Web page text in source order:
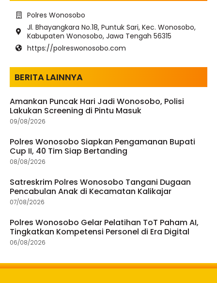
Polres Wonosobo
Jl. Bhayangkara No.18, Puntuk Sari, Kec. Wonosobo,
Kabupaten Wonosobo, Jawa Tengah 56315
https://polreswonosobo.com
BERITA LAINNYA
Amankan Puncak Hari Jadi Wonosobo, Polisi
Lakukan Screening di Pintu Masuk
09/08/2026
Polres Wonosobo Siapkan Pengamanan Bupati
Cup II, 40 Tim Siap Bertanding
08/08/2026
Satreskrim Polres Wonosobo Tangani Dugaan
Pencabulan Anak di Kecamatan Kalikajar
07/08/2026
Polres Wonosobo Gelar Pelatihan ToT Paham AI,
Tingkatkan Kompetensi Personel di Era Digital
06/08/2026